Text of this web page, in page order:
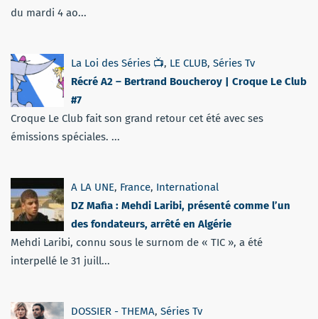
du mardi 4 ao...
La Loi des Séries 📺, LE CLUB, Séries Tv
Récré A2 – Bertrand Boucheroy | Croque Le Club
#7
Croque Le Club fait son grand retour cet été avec ses
émissions spéciales. ...
A LA UNE, France, International
DZ Mafia : Mehdi Laribi, présenté comme l’un
des fondateurs, arrêté en Algérie
Mehdi Laribi, connu sous le surnom de « TIC », a été
interpellé le 31 juill...
DOSSIER - THEMA, Séries Tv